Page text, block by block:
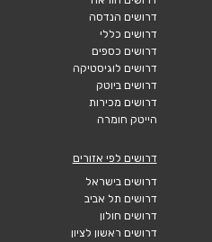
דרושים הנדסה
דרושים כללי
דרושים כספים
דרושים לוגיסטיקה
דרושים ביוטק
דרושים מכירות
הייטק חומרה
דרושים לפי אזורים
דרושים בישראל
דרושים תל אביב
דרושים חולון
דרושים ראשון לציון